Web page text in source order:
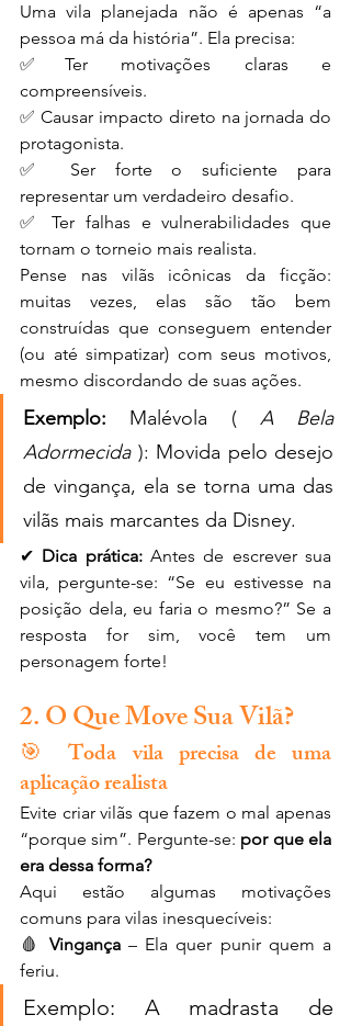
Uma vila planejada não é apenas “a
pessoa má da história”. Ela precisa:
✅Ter motivações claras e
compreensíveis.
✅ Causar impacto direto na jornada do
protagonista.
✅ Ser forte o suficiente para
representar um verdadeiro desafio.
✅ Ter falhas e vulnerabilidades que
tornam o torneio mais realista.
Pense nas vilãs icônicas da ficção:
muitas vezes, elas são tão bem
construídas que conseguem entender
(ou até simpatizar) com seus motivos,
mesmo discordando de suas ações.
Exemplo: Malévola ( A Bela
Adormecida ): Movida pelo desejo
de vingança, ela se torna uma das
vilãs mais marcantes da Disney.
✔ Dica prática: Antes de escrever sua
vila, pergunte-se: “Se eu estivesse na
posição dela, eu faria o mesmo?” Se a
resposta for sim, você tem um
personagem forte!
2. O Que Move Sua Vilã?
🎯 Toda vila precisa de uma
aplicação realista
Evite criar vilãs que fazem o mal apenas
“porque sim”. Pergunte-se: por que ela
era dessa forma?
Aqui estão algumas motivações
comuns para vilas inesquecíveis:
🩸 Vingança – Ela quer punir quem a
feriu.